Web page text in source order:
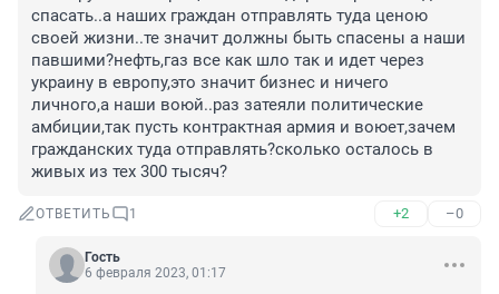
спасать..а наших граждан отправлять туда ценою
своей жизни..те значит должны быть спасены а наши
павшими?нефть,газ все как шло так и идет через
украину в европу,это значит бизнес и ничего
личного,а наши воюй..раз затеяли политические
амбиции,так пусть контрактная армия и воюет,зачем
гражданских туда отправлять?сколько осталось в
живых из тех 300 тысяч?
ОТВЕТИТЬ 1 +2 –0
Гость
6 февраля 2023, 01:17